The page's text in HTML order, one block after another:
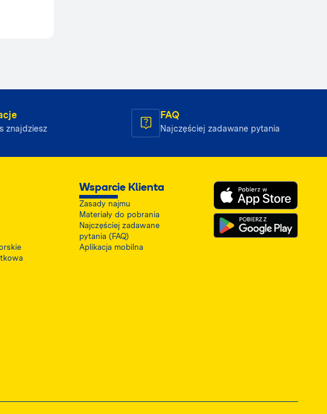
znajdziesz
FAQ
Najczęściej zadawane pytania
Wsparcie Klienta
Zasady najmu
Materiały do pobrania
Najczęściej zadawane
pytania (FAQ)
Aplikacja mobilna